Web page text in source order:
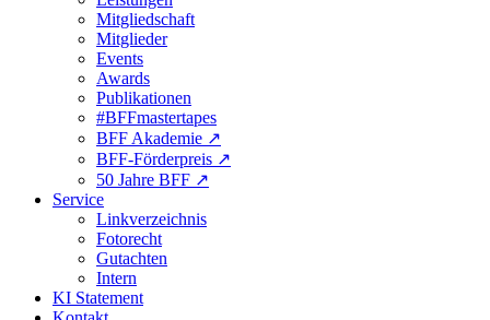
Mitgliedschaft
Mitglieder
Events
Awards
Publikationen
#BFFmastertapes
BFF Akademie ↗︎
BFF-Förderpreis ↗︎
50 Jahre BFF ↗︎
Service
Linkverzeichnis
Fotorecht
Gutachten
Intern
KI Statement